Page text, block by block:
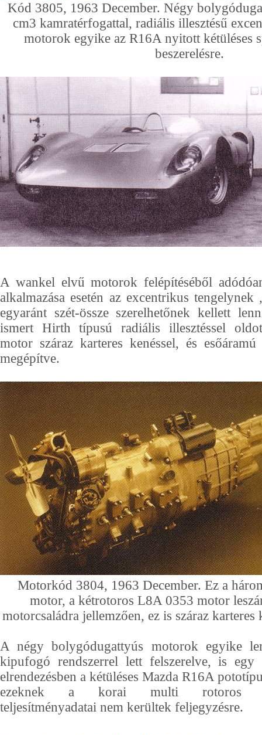
Kód 3805, 1963 December. Négy
cm3 kamratérfogattal, radiális illesztésű
motorok egyike az R16A nyitott kétüléses
beszerelésre.
A wankel elvű motorok felépítéséből
alkalmazása esetén az excentrikus tengelynek
egyaránt szét-össze szerelhetőnek kellett
ismert Hirth típusú radiális illesztéssel
motor száraz karteres kenéssel, és
megépítve.
Motorkód 3804, 1963 December. Ez a
motor, a kétrotoros L8A 0353 motor
motorcsaládra jellemzően, ez is száraz karteres
A négy bolygódugattyús motorok egyike
kipufogó rendszerrel lett felszerelve, is egy
elrendezésben a kétüléses Mazda R16A
ezeknek a korai multi rotoros
teljesítményadatai nem kerültek feljegyzésre.